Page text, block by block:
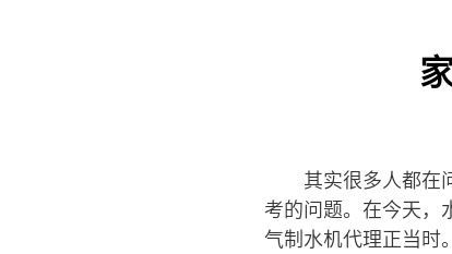
其实很多人都在
考的问题。在今天，
气制水机代理正当时